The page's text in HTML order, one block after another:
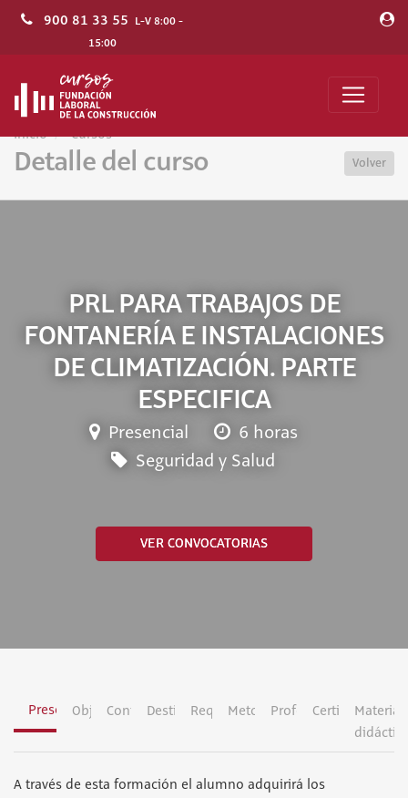
900 81 33 55 L-V 8:00 -
15:00
Inicio Cursos
Detalle del curso Volver
PRL PARA TRABAJOS DE
FONTANERÍA E INSTALACIONES
DE CLIMATIZACIÓN. PARTE
ESPECIFICA
Presencial
6 horas
Seguridad y Salud
VER CONVOCATORIAS
Presentación
ObjetivosContenidosDestinatariosRequisitosMetodologíaProfesoradoCertificación
Material
A través de esta formación el alumno adquirirá los